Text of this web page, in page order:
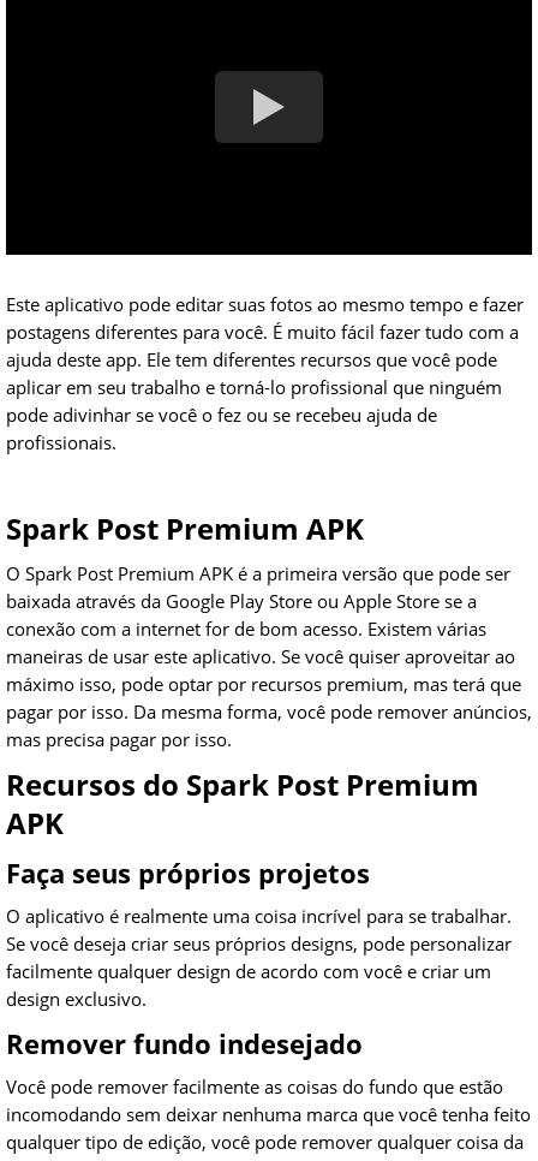
Este aplicativo pode editar suas fotos ao mesmo tempo e fazer
postagens diferentes para você. É muito fácil fazer tudo com a
ajuda deste app. Ele tem diferentes recursos que você pode
aplicar em seu trabalho e torná-lo profissional que ninguém
pode adivinhar se você o fez ou se recebeu ajuda de
profissionais.
Spark Post Premium APK
O Spark Post Premium APK é a primeira versão que pode ser
baixada através da Google Play Store ou Apple Store se a
conexão com a internet for de bom acesso. Existem várias
maneiras de usar este aplicativo. Se você quiser aproveitar ao
máximo isso, pode optar por recursos premium, mas terá que
pagar por isso. Da mesma forma, você pode remover anúncios,
mas precisa pagar por isso.
Recursos do Spark Post Premium
APK
Faça seus próprios projetos
O aplicativo é realmente uma coisa incrível para se trabalhar.
Se você deseja criar seus próprios designs, pode personalizar
facilmente qualquer design de acordo com você e criar um
design exclusivo.
Remover fundo indesejado
Você pode remover facilmente as coisas do fundo que estão
incomodando sem deixar nenhuma marca que você tenha feito
qualquer tipo de edição, você pode remover qualquer coisa da